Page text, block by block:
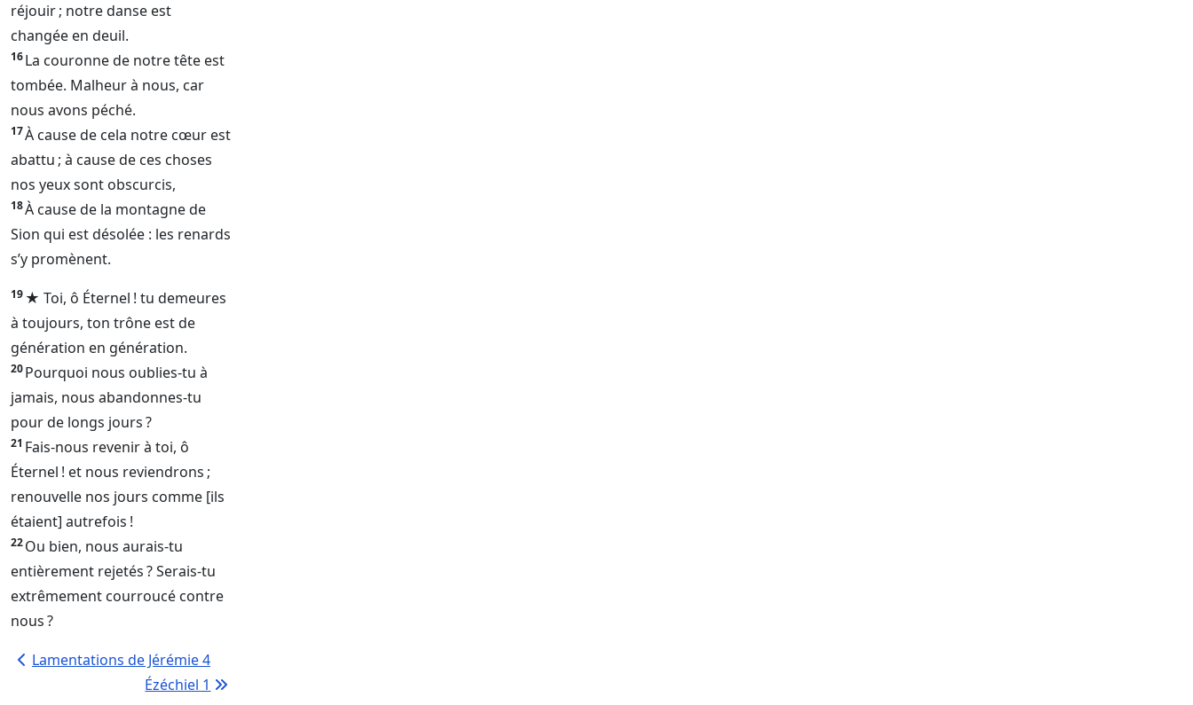
réjouir ; notre danse est
changée en deuil.
16La couronne de notre tête est
tombée. Malheur à nous, car
nous avons péché.
17À cause de cela notre cœur est
abattu ; à cause de ces choses
nos yeux sont obscurcis,
18À cause de la montagne de
Sion qui est désolée : les renards
s’y promènent.
19 ★ Toi, ô Éternel ! tu demeures
à toujours, ton trône est de
génération en génération.
20Pourquoi nous oublies-tu à
jamais, nous abandonnes-tu
pour de longs jours ?
21 Fais-nous revenir à toi, ô
Éternel ! et nous reviendrons ;
renouvelle nos jours comme [ils
étaient] autrefois !
22Ou bien, nous aurais-tu
entièrement rejetés ? Serais-tu
extrêmement courroucé contre
nous ?
Lamentations de Jérémie 4
Ézéchiel 1